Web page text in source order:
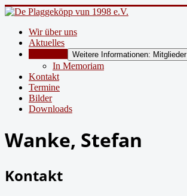
Wir über uns
Aktuelles
Weitere Informationen: Mitglieder
In Memoriam
Kontakt
Termine
Bilder
Downloads
Wanke, Stefan
Kontakt